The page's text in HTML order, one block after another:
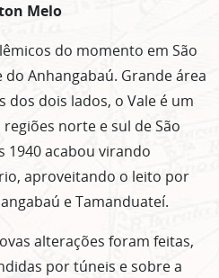
Melo
do momento em São
Anhangabaú. Grande área
dois lados, o Vale é um
norte e sul de São
1940 acabou virando
aproveitando o leito por
e Tamanduateí.
alterações foram feitas,
por túneis e sobre a